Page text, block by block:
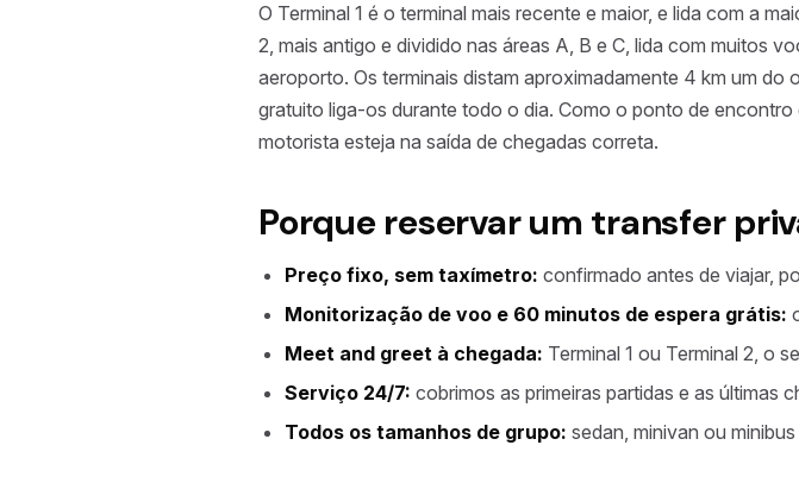
O Terminal 1 é o terminal mais recente e maior, e lida com a
2, mais antigo e dividido nas áreas A, B e C, lida com muitos
aeroporto. Os terminais distam aproximadamente 4 km um
gratuito liga-os durante todo o dia. Como o ponto de
motorista esteja na saída de chegadas correta.
Porque reservar um transfer
Preço fixo, sem taxímetro: confirmado antes de viajar,
Monitorização de voo e 60 minutos de espera grátis:
Meet and greet à chegada: Terminal 1 ou Terminal 2, o
Serviço 24/7: cobrimos as primeiras partidas e as últimas
Todos os tamanhos de grupo: sedan, minivan ou minibus